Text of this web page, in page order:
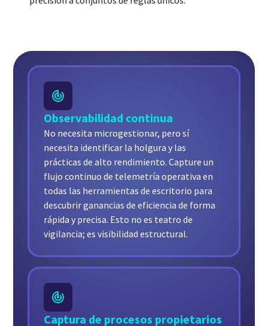
Observabilidad continua
No necesita microgestionar, pero sí
necesita identificar la holgura y las
prácticas de alto rendimiento. Capture un
flujo continuo de telemetría operativa en
todas las herramientas de escritorio para
descubrir ganancias de eficiencia de forma
rápida y precisa. Esto no es teatro de
vigilancia; es visibilidad estructural.
Captura de procesos propietarios